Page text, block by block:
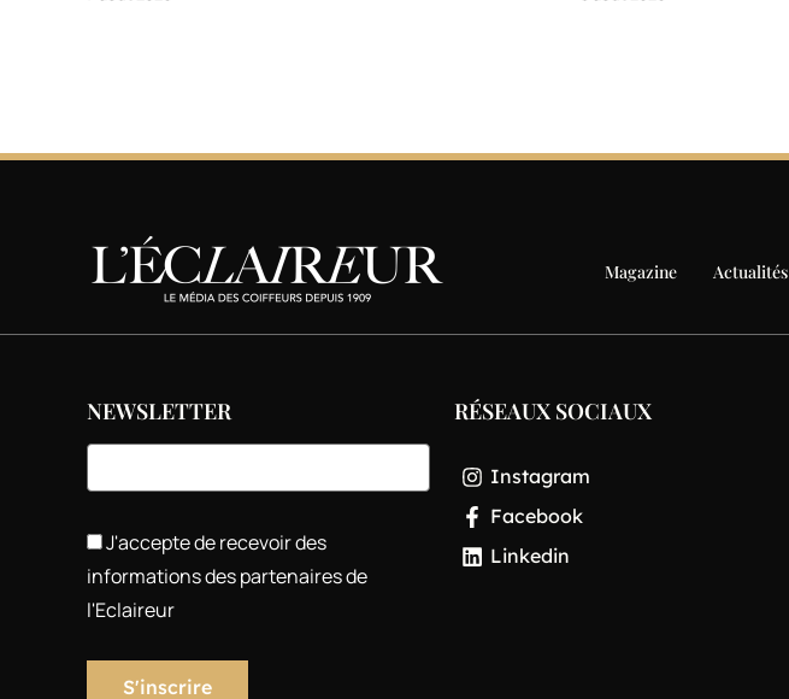
Magazine Actualités
NEWSLETTER
J'accepte de recevoir des
informations des partenaires de
l'Eclaireur
RÉSEAUX SOCIAUX
Instagram
Facebook
Linkedin